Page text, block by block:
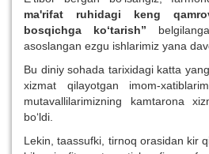
ma'rifat ruhidagi keng
bosqichga ko‘tarish”
asoslangan ezgu ishlarimiz yana
Bu diniy sohada tarixidagi katta
xizmat qilayotgan imom-
mutavallilarimizning kamtarona
bo‘ldi.
Lekin, taassufki, tirnoq orasidan kir